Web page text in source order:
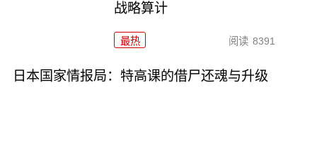
战略算计
最热 阅读 8391
日本国家情报局：特高课的借尸还魂与升级